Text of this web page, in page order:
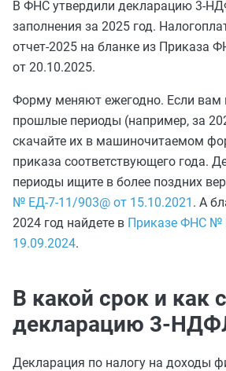
В ФНС утвердили декларацию 3-
заполнения за 2025 год.
отчет-2025 на бланке из Приказа
от 20.10.2025.
Форму меняют ежегодно. Если
прошлые периоды (например, за
скачайте их в машиночитаемом
приказа соответствующего года.
периоды ищите в более поздних
№ ЕД-7-11/903@ от 15.10.2021 . А
2024 год найдете в Приказе ФНС №
19.09.2024.
В какой срок и как
декларацию 3-
Декларация по налогу на доходы